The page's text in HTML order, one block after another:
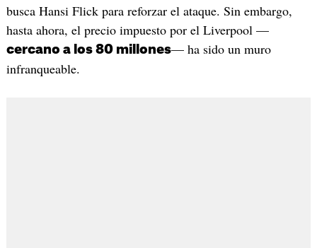
busca Hansi Flick para reforzar el ataque. Sin embargo,
hasta ahora, el precio impuesto por el Liverpool —
cercano a los 80 millones— ha sido un muro
infranqueable.